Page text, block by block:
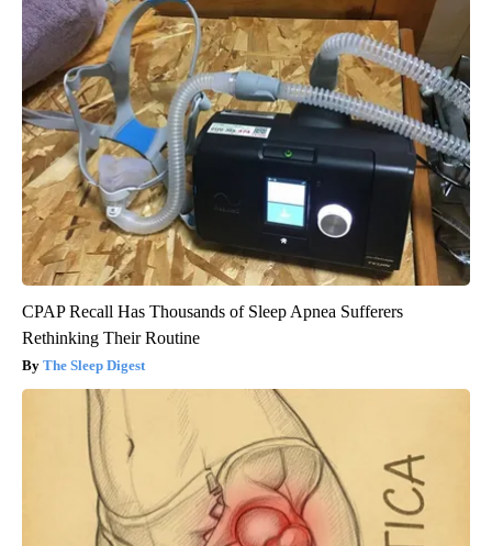
CPAP Recall Has Thousands of Sleep Apnea Sufferers
Rethinking Their Routine
The Sleep Digest